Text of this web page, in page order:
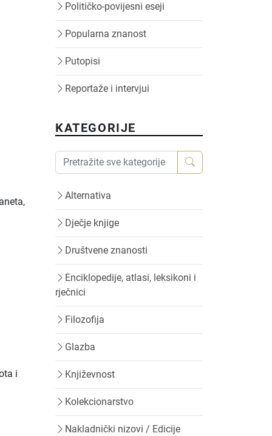
i
Političko-povijesni eseji
Popularna znanost
Putopisi
Reportaže i intervjui
KATEGORIJE
Alternativa
Dječje knjige
Društvene znanosti
Enciklopedije, atlasi, leksikoni i
rječnici
Filozofija
Glazba
Književnost
Kolekcionarstvo
Nakladnički nizovi / Edicije